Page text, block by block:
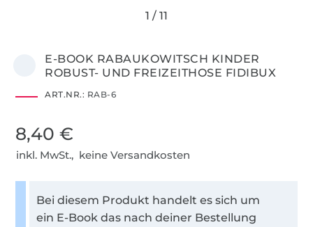
E-BOOK RABAUKOWITSCH KINDER
ROBUST- UND FREIZEITHOSE FIDIBUX
ART.NR.: RAB-6
8,40 €
inkl. MwSt., keine Versandkosten
Bei diesem Produkt handelt es sich um
ein E-Book das nach deiner Bestellung